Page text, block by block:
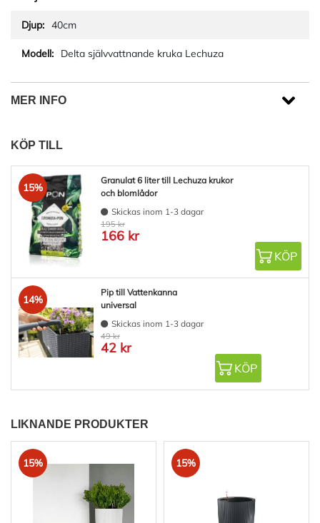
40cm
Delta självvattnande kruka Lechuza
MER INFO
KÖP TILL
15%
Granulat 6 liter till Lechuza krukor
och blomlådor
Skickas inom 1-3 dagar
195 kr
166 kr
KÖP
14%
Pip till Vattenkanna
universal
Skickas inom 1-3 dagar
49 kr
42 kr
KÖP
LIKNANDE PRODUKTER
15% 15%